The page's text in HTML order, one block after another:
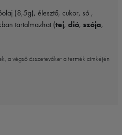
(8,5g), élesztő, cukor, só ,
tartalmazhat (tej, dió, szója,
a végső összetevőket a termék cimkéjén